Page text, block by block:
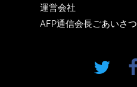
運営会社
AFP通信会長ごあいさつ